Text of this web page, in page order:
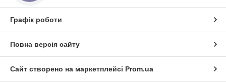
Графік роботи
Повна версія сайту
Сайт створено на маркетплейсі Prom.ua